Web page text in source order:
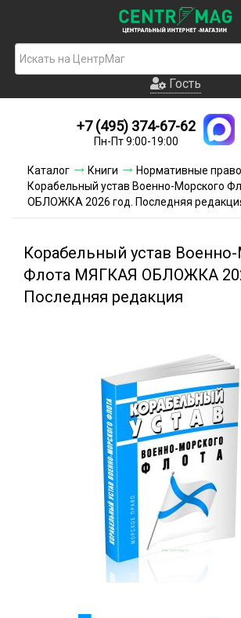
Гость
Новинки
Условия доставки
Условия оплаты
Акции и скидки
Гость
+7 (495) 374-67-62
Пн-Пт 9:00-19:00
Каталог Книги
Нормативные
Корабельный устав Военно-Морского
ОБЛОЖКА 2026 год. Последняя
Корабельный устав
Флота МЯГКАЯ ОБЛОЖКА
Последняя редакция